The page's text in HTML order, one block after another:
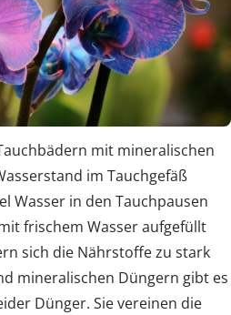
mit mineralischen
im Tauchgefäß
Wasser in den Tauchpausen
frischem Wasser aufgefüllt
sich die Nährstoffe zu stark
mineralischen Düngern gibt es
Dünger. Sie vereinen die